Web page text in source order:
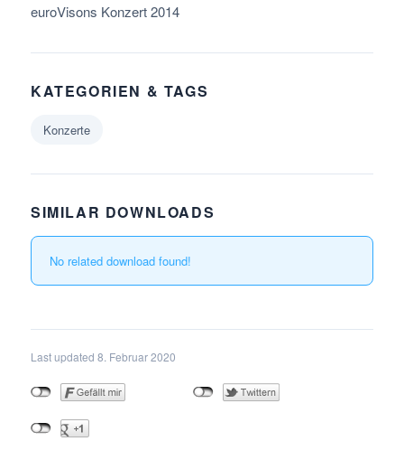
euroVisons Konzert 2014
KATEGORIEN & TAGS
Konzerte
SIMILAR DOWNLOADS
No related download found!
Last updated 8. Februar 2020